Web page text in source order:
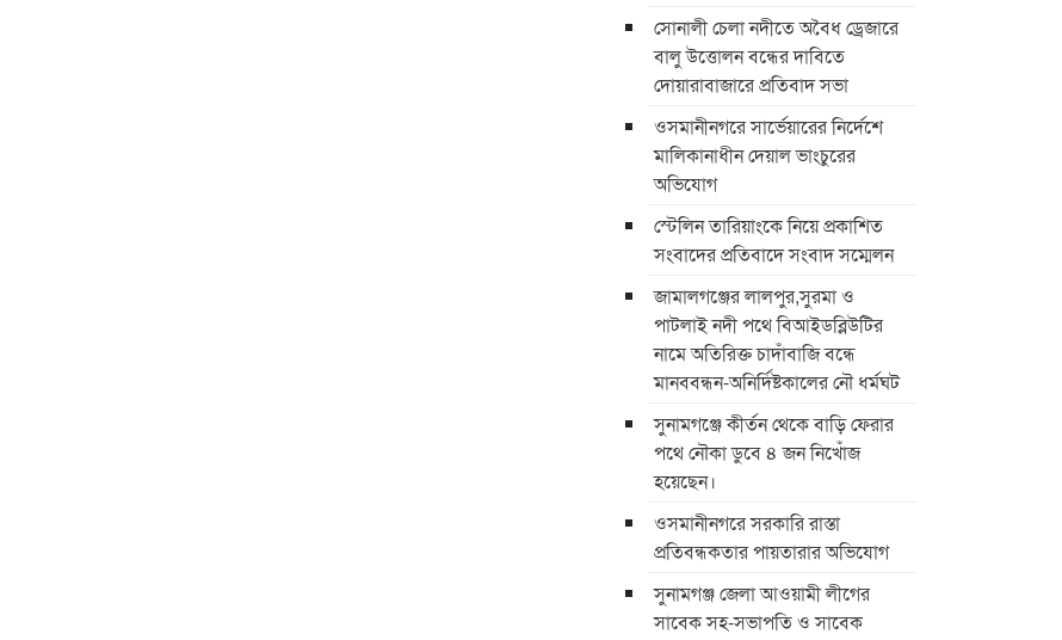
সোনালী চেলা নদীতে অবৈধ ড্রেজারে
বালু উত্তোলন বন্ধের দাবিতে
দোয়ারাবাজারে প্রতিবাদ সভা
ওসমানীনগরে সার্ভেয়ারের নির্দেশে
মালিকানাধীন দেয়াল ভাংচুরের
অভিযোগ
স্টেলিন তারিয়াংকে নিয়ে প্রকাশিত
সংবাদের প্রতিবাদে সংবাদ সম্মেলন
জামালগঞ্জের লালপুর,সুরমা ও
পাটলাই নদী পথে বিআইডব্লিউটির
নামে অতিরিক্ত চাদাঁবাজি বন্ধে
মানববন্ধন-অনির্দিষ্টকালের নৌ ধর্মঘট
সুনামগঞ্জে কীর্তন থেকে বাড়ি ফেরার
পথে নৌকা ডুবে ৪ জন নিখোঁজ
হয়েছেন।
ওসমানীনগরে সরকারি রাস্তা
প্রতিবন্ধকতার পায়তারার অভিযোগ
সুনামগঞ্জ জেলা আওয়ামী লীগের
সাবেক সহ-সভাপতি ও সাবেক